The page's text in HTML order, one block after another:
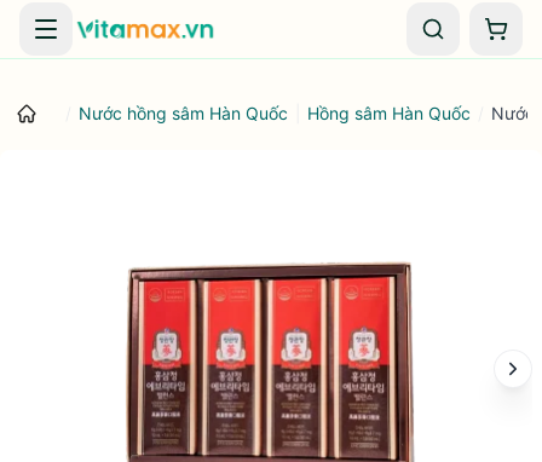
Danh mục Giỏ
Nước hồng sâm Hàn Quốc Hồng sâm Hàn Quốc Nước